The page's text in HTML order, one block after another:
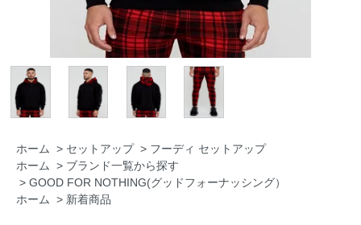
ホーム > セットアップ > フーディ セットアップ
ホーム > ブランド一覧から探す
> GOOD FOR NOTHING(グッドフォーナッシング）
ホーム > 新着商品